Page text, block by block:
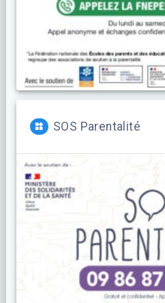
SOS Parentalité